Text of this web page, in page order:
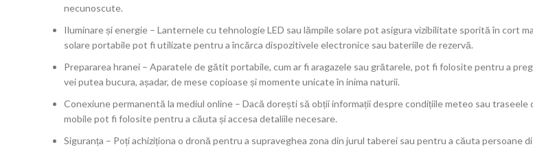
necunoscute.
Iluminare și energie – Lanternele cu tehnologie LED sau lămpile solare pot asigura vizibilitate sporită în cort
solare portabile pot fi utilizate pentru a încărca dispozitivele electronice sau bateriile de rezervă.
Prepararea hranei – Aparatele de gătit portabile, cum ar fi aragazele sau grătarele, pot fi folosite pentru a
vei putea bucura, așadar, de mese copioase și momente unicate în inima naturii.
Conexiune permanentă la mediul online – Dacă dorești să obții informații despre condițiile meteo sau traseele
mobile pot fi folosite pentru a căuta și accesa detaliile necesare.
Siguranța – Poți achiziționa o dronă pentru a supraveghea zona din jurul taberei sau pentru a căuta persoane